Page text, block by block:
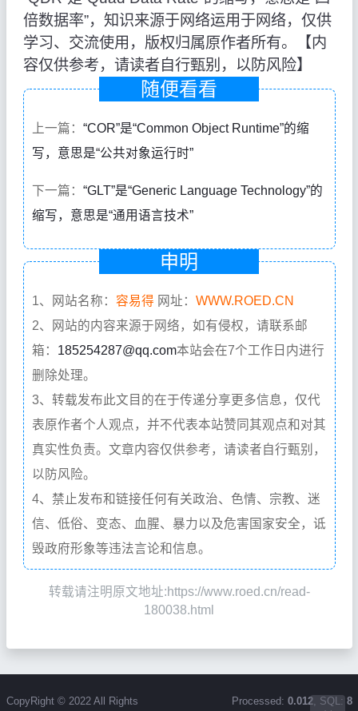
倍数据率”，知识来源于网络运用于网络，仅供
学习、交流使用，版权归属原作者所有。【内
容仅供参考，请读者自行甄别，以防风险】
随便看看
上一篇： “COR”是“Common Object Runtime”的缩
写，意思是“公共对象运行时”
下一篇： “GLT”是“Generic Language Technology”的
缩写，意思是“通用语言技术”
申明
1、网站名称： 容易得 网址： WWW.ROED.CN
2、网站的内容来源于网络，如有侵权，请联系邮
箱： 185254287@qq.com本站会在7个工作日内进行
删除处理。
3、转载发布此文目的在于传递分享更多信息，仅代
表原作者个人观点，并不代表本站赞同其观点和对其
真实性负责。文章内容仅供参考，请读者自行甄别，
以防风险。
4、禁止发布和链接任何有关政治、色情、宗教、迷
信、低俗、变态、血腥、暴力以及危害国家安全，诋
毁政府形象等违法言论和信息。
转载请注明原文地址:https://www.roed.cn/read-
180038.html
CopyRight © 2022 All Rights
Processed: 0.012, SQL: 8